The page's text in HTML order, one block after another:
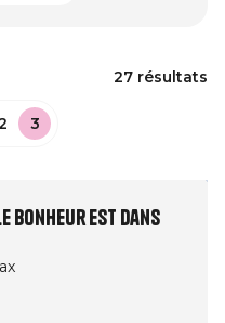
27 résultats
3
Bonheur est dans